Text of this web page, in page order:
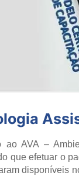
ao AVA –
que efetuar o
disponíveis